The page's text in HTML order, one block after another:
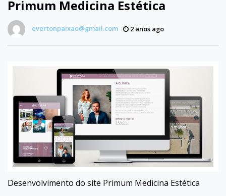
Primum Medicina Estética
evertonpaixao@gmail.com 2 anos ago
Desenvolvimento do site Primum Medicina Estética